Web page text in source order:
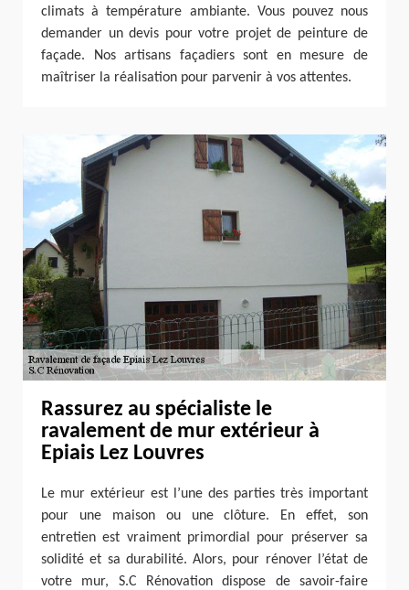
climats à température ambiante. Vous pouvez nous
demander un devis pour votre projet de peinture de
façade. Nos artisans façadiers sont en mesure de
maîtriser la réalisation pour parvenir à vos attentes.
Rassurez au spécialiste le
ravalement de mur extérieur à
Epiais Lez Louvres
Le mur extérieur est l’une des parties très important
pour une maison ou une clôture. En effet, son
entretien est vraiment primordial pour préserver sa
solidité et sa durabilité. Alors, pour rénover l’état de
votre mur, S.C Rénovation dispose de savoir-faire